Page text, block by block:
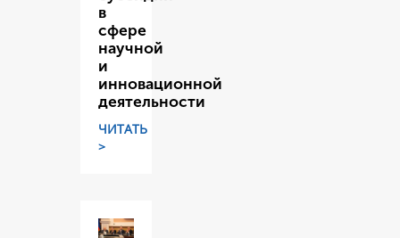
в
сфере
научной
и
инновационной
деятельности
ЧИТАТЬ
>